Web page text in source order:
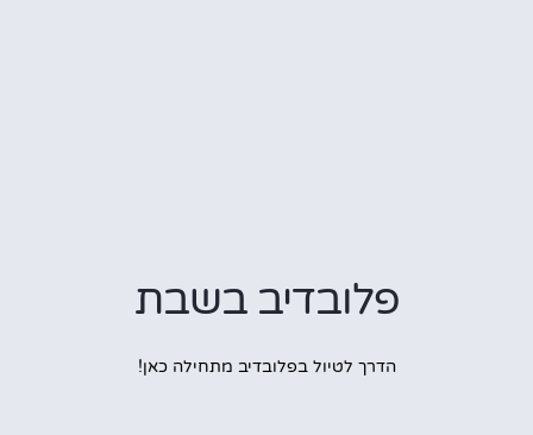
פלובדיב בשבת
הדרך לטיול בפלובדיב מתחילה כאן!